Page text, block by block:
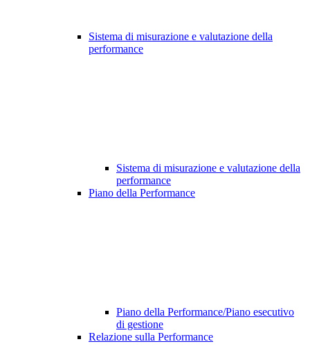
Sistema di misurazione e valutazione della
performance
Sistema di misurazione e valutazione della
performance
Piano della Performance
Piano della Performance/Piano esecutivo
di gestione
Relazione sulla Performance